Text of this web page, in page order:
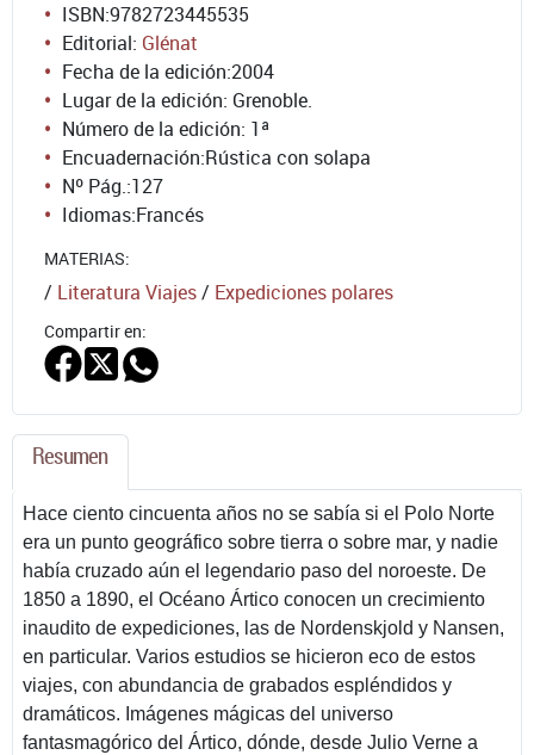
ISBN:9782723445535
Editorial: Glénat
Fecha de la edición:2004
Lugar de la edición: Grenoble.
Número de la edición: 1ª
Encuadernación:Rústica con solapa
Nº Pág.:127
Idiomas:Francés
MATERIAS:
/ Literatura Viajes/ Expediciones polares
Compartir en:
Resumen
Hace ciento cincuenta años no se sabía si el Polo Norte
era un punto geográfico sobre tierra o sobre mar, y nadie
había cruzado aún el legendario paso del noroeste. De
1850 a 1890, el Océano Ártico conocen un crecimiento
inaudito de expediciones, las de Nordenskjold y Nansen,
en particular. Varios estudios se hicieron eco de estos
viajes, con abundancia de grabados espléndidos y
dramáticos. Imágenes mágicas del universo
fantasmagórico del Ártico, dónde, desde Julio Verne a